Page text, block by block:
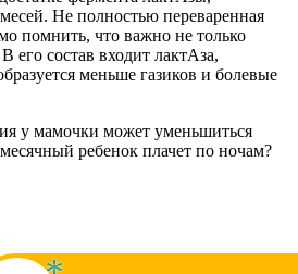
Не полностью переваренная
помнить, что важно не только
состав входит лактАза,
меньше газиков и болевые
у мамочки может уменьшиться
ребенок плачет по ночам?